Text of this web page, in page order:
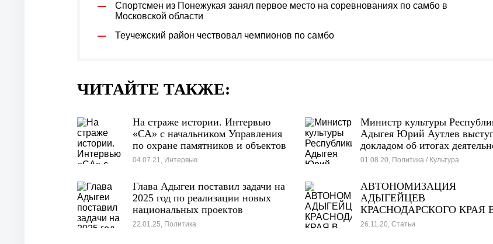
Спортсмен из Понежукая занял первое место на соревнованиях по самбо в
Московской области
Теучежский район чествовал чемпионов по самбо
ЧИТАЙТЕ ТАКЖЕ:
На страже истории. Интервью
«СА» с начальником Управления
по охране памятников и объектов
культурного наследия Адыгеи
04.07.21, Интервью
Министр культуры
Адыгея Юрий Аутлев
докладом об итогах
в сфере дополнительного
01.08.20, Политика / Культура
Глава Адыгеи поставил задачи на
2025 год по реализации новых
национальных проектов
22.01.25, Политика
АВТОНОМИЗАЦИЯ
АДЫГЕЙЦЕВ
КРАСНОДАРСКОГО КРАЯ
ВЕКЕ
26.11.20, Статьи